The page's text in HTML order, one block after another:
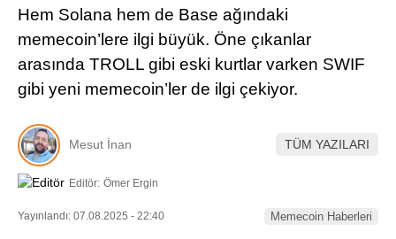
Hem Solana hem de Base ağındaki
memecoin’lere ilgi büyük. Öne çıkanlar
arasında TROLL gibi eski kurtlar varken SWIF
gibi yeni memecoin’ler de ilgi çekiyor.
Mesut İnan TÜM YAZILARI
Editör: Ömer Ergin
Yayınlandı: 07.08.2025 - 22:40 Memecoin Haberleri